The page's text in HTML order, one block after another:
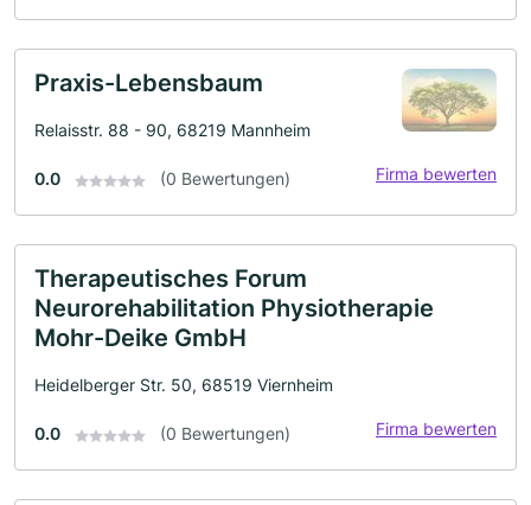
Praxis-Lebensbaum
Relaisstr. 88 - 90, 68219 Mannheim
0.0 (0 Bewertungen) Firma bewerten
Therapeutisches Forum
Neurorehabilitation Physiotherapie
Mohr-Deike GmbH
Heidelberger Str. 50, 68519 Viernheim
0.0 (0 Bewertungen) Firma bewerten